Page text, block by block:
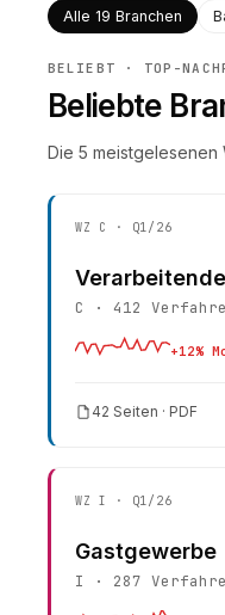
Alle 19 Branchen
BELIEBT · TOP-
Beliebte
Die 5 meistgelesenen
WZ C · Q1/26
C · 412
+12%
42 Seiten · PDF
WZI · Q1/26
Gastgewerbe
I · 287